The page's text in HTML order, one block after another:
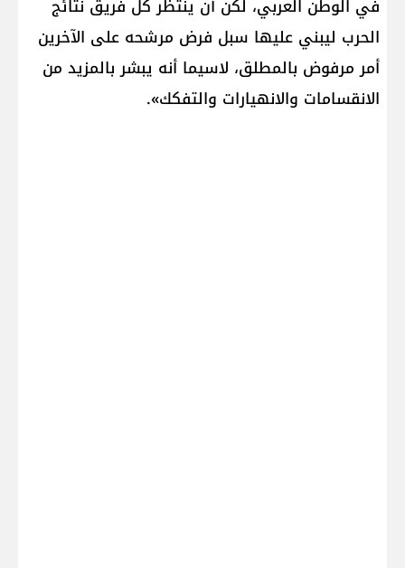
في الوطن العربي، لكن أن ينتظر كل فريق نتائج
الحرب ليبني عليها سبل فرض مرشحه على الآخرين
أمر مرفوض بالمطلق، لاسيما أنه يبشر بالمزيد من
الانقسامات والانهيارات والتفكك».